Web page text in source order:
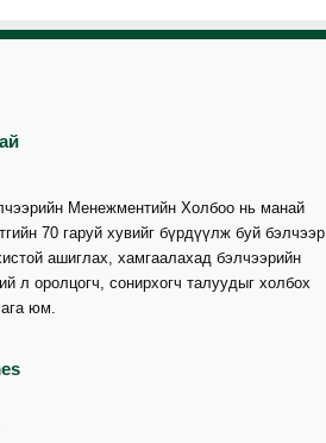
Менежментийн Холбоо нь манай
70 гаруй хувийг бүрдүүлж буй бэлчээр
ашиглах, хамгаалахад бэлчээрийн
л оролцогч, сонирхогч талуудыг холбох
юм.